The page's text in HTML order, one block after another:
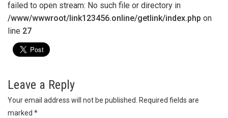
failed to open stream: No such file or directory in
/www/wwwroot/link123456.online/getlink/index.php on
line 27
Leave a Reply
Your email address will not be published. Required fields are
marked *